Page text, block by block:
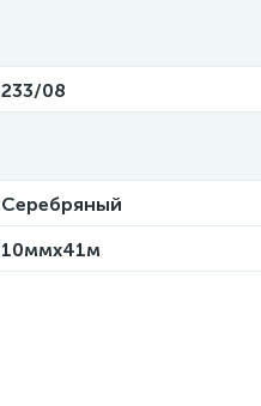
233/08
Серебряный
10ммx41м